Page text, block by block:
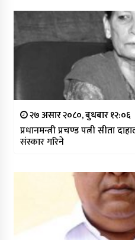
२७ असार २०८०, बुधबार १२:०६
प्रधानमन्त्री प्रचण्ड पत्नी सीता
संस्कार गरिने